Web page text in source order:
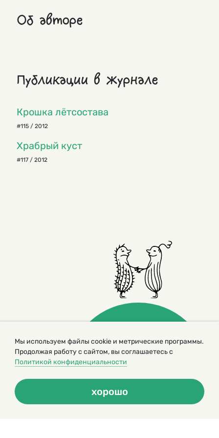
Об авторе
Публикации в журнале
Крошка лётсостава
#115 / 2012
Храбрый куст
#117 / 2012
© 2000 – 2026. Кукумбер. Литературный иллюстрированный
журнал для детей
сайта
Политика конфиденциальности
Мы используем файлы cookie и метрические программы.
Продолжая работу с сайтом, вы соглашаетесь с
Политикой конфиденциальности
хорошо